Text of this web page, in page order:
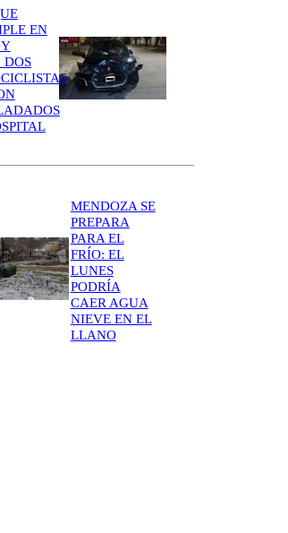
EN
DOS
MENDOZA SE
PREPARA
PARA EL
FRÍO: EL
LUNES
PODRÍA
CAER AGUA
NIEVE EN EL
LLANO